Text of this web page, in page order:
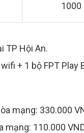
1000
TP Hội An.
+ 1 bộ FPT Play
mạng: 330.000
mạng: 110.000